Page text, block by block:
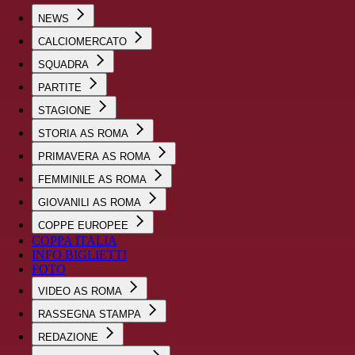
NEWS
CALCIOMERCATO
SQUADRA
PARTITE
STAGIONE
STORIA AS ROMA
PRIMAVERA AS ROMA
FEMMINILE AS ROMA
GIOVANILI AS ROMA
COPPE EUROPEE
COPPA ITALIA
INFO BIGLIETTI
FOTO
VIDEO AS ROMA
RASSEGNA STAMPA
REDAZIONE